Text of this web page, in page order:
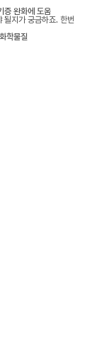
증 완화에 도움
될지가 궁금하죠. 한번
학물질